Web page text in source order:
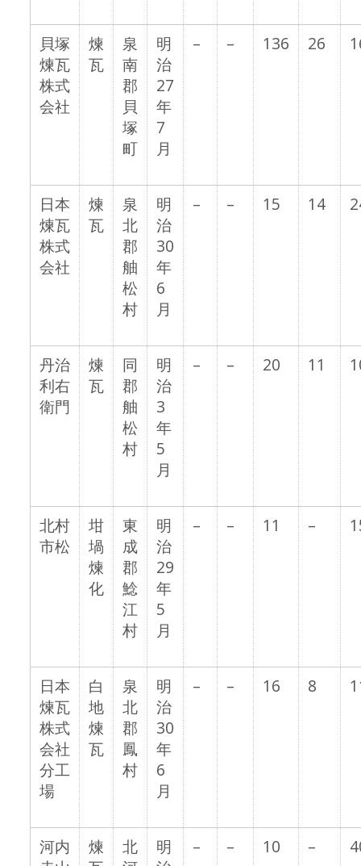
貝塚
煉瓦
株式
会社
煉
瓦
泉
南
郡
貝
塚
町
明
治
27
年
7
月
– – 136 26
日本
煉瓦
株式
会社
煉
瓦
泉
北
郡
舳
松
村
明
治
30
年
6
月
– – 15 14
丹治
利右
衛門
煉
瓦
同
郡
舳
松
村
明
治
3
年
5
月
– – 20 11
北村
市松
坩
堝
煉
化
東
成
郡
鯰
江
村
明
治
29
年
5
月
– – 11 –
日本
煉瓦
株式
会社
分工
場
白
地
煉
瓦
泉
北
郡
鳳
村
明
治
30
年
6
月
– – 16 8
河内
煉
北
明
– – 10 –